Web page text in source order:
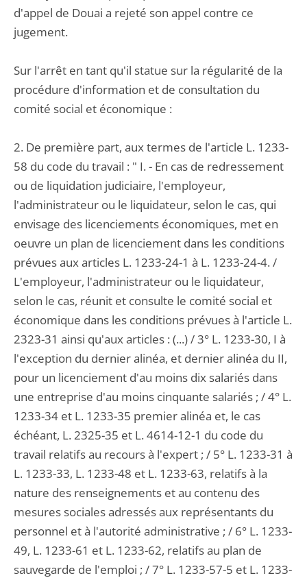
d'appel de Douai a rejeté son appel contre ce
jugement.
Sur l'arrêt en tant qu'il statue sur la régularité de la
procédure d'information et de consultation du
comité social et économique :
2. De première part, aux termes de l'article L. 1233-
58 du code du travail : " I. - En cas de redressement
ou de liquidation judiciaire, l'employeur,
l'administrateur ou le liquidateur, selon le cas, qui
envisage des licenciements économiques, met en
oeuvre un plan de licenciement dans les conditions
prévues aux articles L. 1233-24-1 à L. 1233-24-4. /
L'employeur, l'administrateur ou le liquidateur,
selon le cas, réunit et consulte le comité social et
économique dans les conditions prévues à l'article L.
2323-31 ainsi qu'aux articles : (...) / 3° L. 1233-30, I à
l'exception du dernier alinéa, et dernier alinéa du II,
pour un licenciement d'au moins dix salariés dans
une entreprise d'au moins cinquante salariés ; / 4° L.
1233-34 et L. 1233-35 premier alinéa et, le cas
échéant, L. 2325-35 et L. 4614-12-1 du code du
travail relatifs au recours à l'expert ; / 5° L. 1233-31 à
L. 1233-33, L. 1233-48 et L. 1233-63, relatifs à la
nature des renseignements et au contenu des
mesures sociales adressés aux représentants du
personnel et à l'autorité administrative ; / 6° L. 1233-
49, L. 1233-61 et L. 1233-62, relatifs au plan de
sauvegarde de l'emploi ; / 7° L. 1233-57-5 et L. 1233-